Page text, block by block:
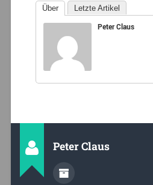
Über Letzte Artikel
Peter Claus
Peter Claus